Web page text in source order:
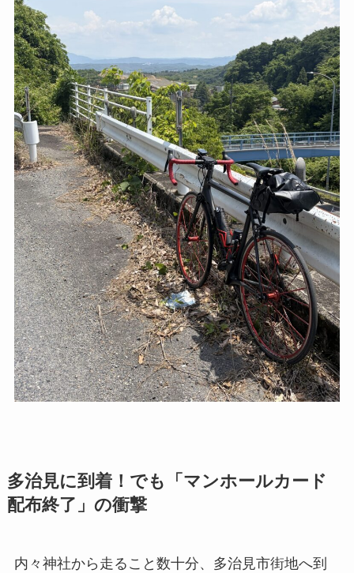
多治見に到着！でも「マンホールカード
配布終了」の衝撃
内々神社から走ること数十分、多治見市街地へ到